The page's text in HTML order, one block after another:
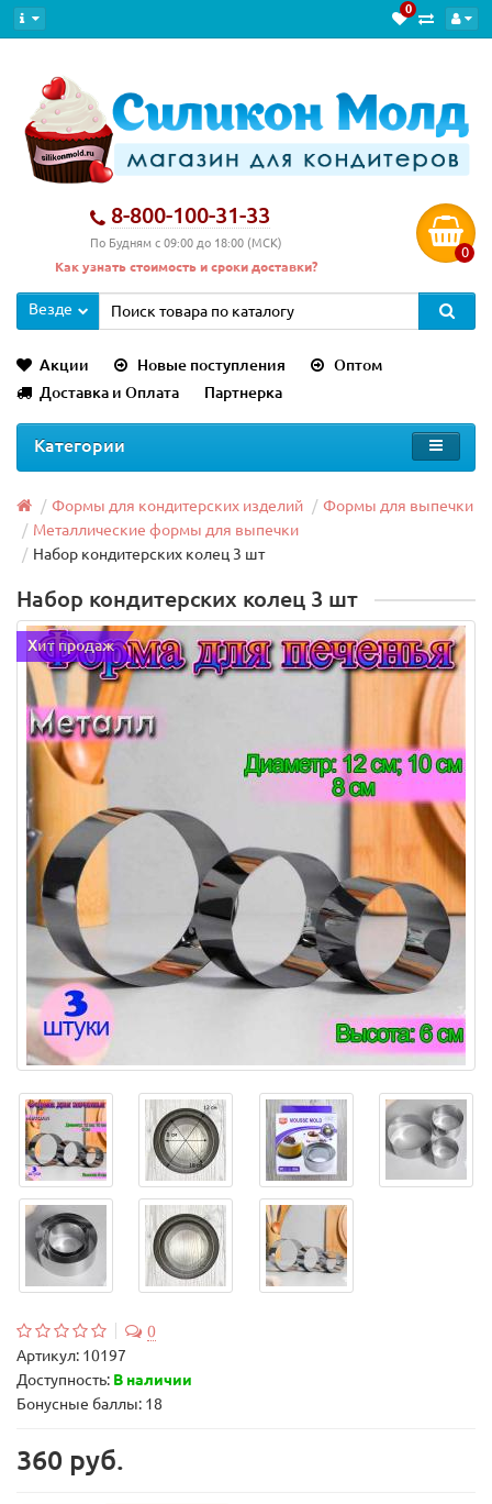
0
8-800-100-31-33
По Будням с 09:00 до 18:00 (МСК)
Как узнать стоимость и сроки доставки?
0
Везде
Акции Новые поступления
Оптом
Доставка и Оплата
Партнерка
Категории
Формы для кондитерских изделий
Формы для выпечки
Металлические формы для выпечки
Набор кондитерских колец 3 шт
Набор кондитерских колец 3 шт
Хит продаж
0
Артикул: 10197
Доступность: В наличии
Бонусные баллы: 18
360 руб.